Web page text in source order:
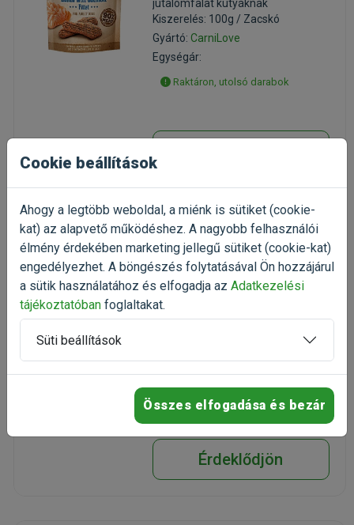
jutalomfalat kutyáknak
Kiszerelés: 100g / Zacskó
Gyártó: CarniLove
Egységár:
Raktáron, utolsó darabok
CarniLove Duck & Turkey
Large Cat 6kg
gabonamentes táp macskáknak
Kiszerelés: 6kg / Zsák
Gyártó:CarniLove
Ingyenes szállítás csomagpontra
Érdeklődjön
Cookie beállítások
Ahogy a legtöbb weboldal, a miénk is sütiket (cookie-
kat) az alapvető működéshez. A nagyobb felhasználói
élmény érdekében marketing jellegű sütiket (cookie-kat)
engedélyezhet. A böngészés folytatásával Ön hozzájárul
a sütik használatához és elfogadja az Adatkezelési
tájékoztatóban foglaltakat.
Süti beállítások
Összes elfogadása és bezár